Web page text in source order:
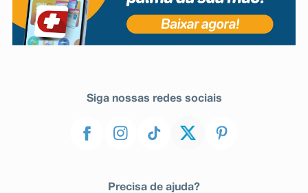
Siga nossas redes sociais
Precisa de ajuda?